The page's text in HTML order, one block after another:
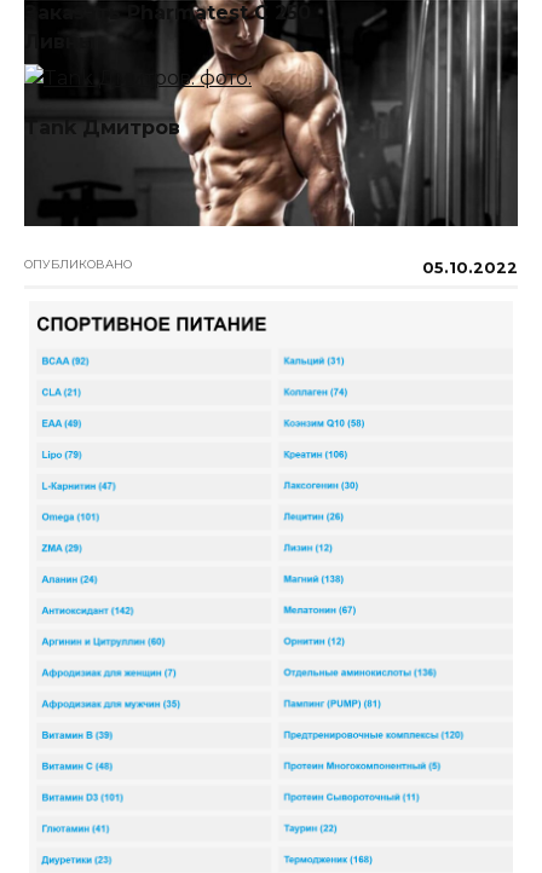
ОПУБЛИКОВАНО 05.10.2022
Заказать Pharmatest C 250
Tank Дмитров